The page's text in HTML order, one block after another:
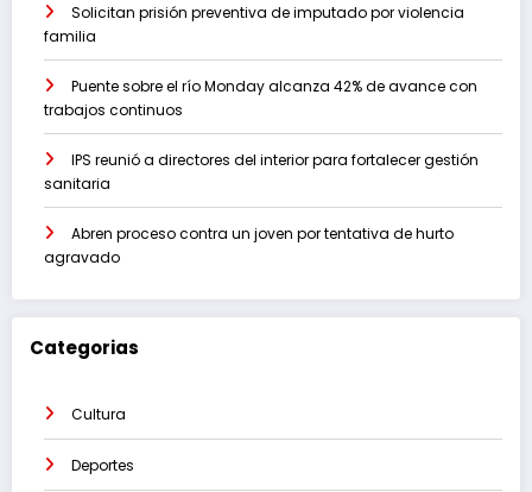
Solicitan prisión preventiva de imputado por violencia
familia
Puente sobre el río Monday alcanza 42% de avance con
trabajos continuos
IPS reunió a directores del interior para fortalecer gestión
sanitaria
Abren proceso contra un joven por tentativa de hurto
agravado
Categorias
Cultura
Deportes